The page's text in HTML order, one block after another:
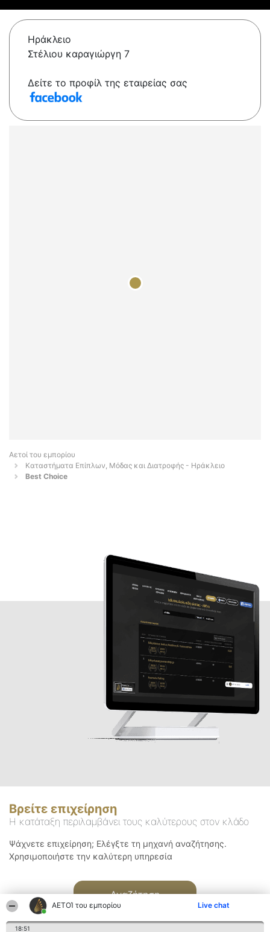
ΑΕΤΟΊ του εμπορίου Live chat
18:51
Ηράκλειο
Στέλιου καραγιώργη 7
Δείτε το προφίλ της εταιρείας σας
Αετοί του εμπορίου
Καταστήματα Επίπλων, Μόδας και Διατροφής - Ηράκλειο
Best Choice
Βρείτε επιχείρηση
Η κατάταξη περιλαμβάνει τους καλύτερους στον κλάδο
Ψάχνετε επιχείρηση; Ελέγξτε τη μηχανή αναζήτησης.
Χρησιμοποιήστε την καλύτερη υπηρεσία
Αναζήτηση